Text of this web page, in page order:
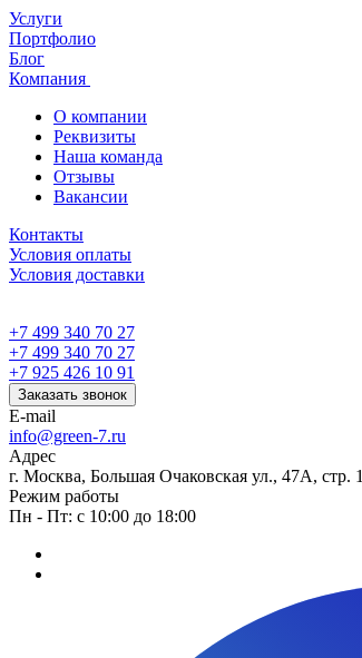
Услуги
Портфолио
Блог
Компания
О компании
Реквизиты
Наша команда
Отзывы
Вакансии
Контакты
Условия оплаты
Условия доставки
+7 499 340 70 27
+7 499 340 70 27
+7 925 426 10 91
Заказать звонок
E-mail
info@green-7.ru
Адрес
г. Москва, Большая Очаковская ул., 47А, стр. 1
Режим работы
Пн - Пт: с 10:00 до 18:00